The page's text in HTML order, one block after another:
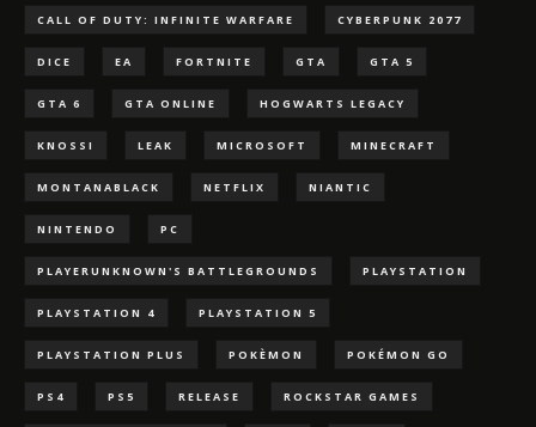
CALL OF DUTY: INFINITE WARFARE CYBERPUNK 2077
DICE EA FORTNITE GTA GTA 5
GTA 6 GTA ONLINE HOGWARTS LEGACY
KNOSSI LEAK MICROSOFT MINECRAFT
MONTANABLACK NETFLIX NIANTIC
NINTENDO PC
PLAYERUNKNOWN'S BATTLEGROUNDS PLAYSTATION
PLAYSTATION 4 PLAYSTATION 5
PLAYSTATION PLUS POKÈMON POKÉMON GO
PS4 PS5 RELEASE ROCKSTAR GAMES